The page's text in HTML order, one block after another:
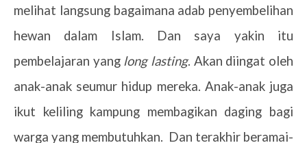
melihat langsung bagaimana adab penyembelihan
hewan dalam Islam. Dan saya yakin itu
pembelajaran yang long lasting. Akan diingat oleh
anak-anak seumur hidup mereka. Anak-anak juga
ikut keliling kampung membagikan daging bagi
warga yang membutuhkan. Dan terakhir beramai-